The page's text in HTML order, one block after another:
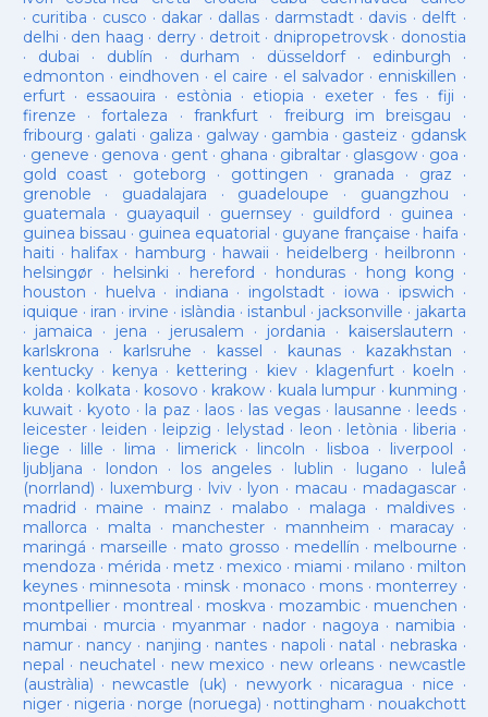
· curitiba · cusco · dakar · dallas · darmstadt· davis · delft ·
delhi · den haag · derry· detroit· dnipropetrovsk· donostia
· dubai · dublín · durham · düsseldorf· edinburgh ·
edmonton · eindhoven · el caire · el salvador · enniskillen ·
erfurt· essaouira · estònia · etiopia · exeter· fes· fiji ·
firenze ·fortaleza · frankfurt· freiburg im breisgau ·
fribourg · galati · galiza · galway· gambia · gasteiz · gdansk
· geneve · genova · gent· ghana · gibraltar· glasgow· goa ·
gold coast · goteborg · gottingen · granada · graz ·
grenoble · guadalajara · guadeloupe · guangzhou ·
guatemala · guayaquil · guernsey· guildford · guinea ·
guinea bissau · guinea equatorial · guyane française · haifa ·
haiti · halifax · hamburg · hawaii · heidelberg · heilbronn ·
helsingør· helsinki · hereford · honduras· hong kong ·
houston · huelva · indiana · ingolstadt· iowa · ipswich ·
iquique · iran · irvine · islàndia · istanbul · jacksonville · jakarta
· jamaica · jena · jerusalem · jordania · kaiserslautern ·
karlskrona · karlsruhe · kassel · kaunas· kazakhstan ·
kentucky· kenya · kettering · kiev· klagenfurt · koeln ·
kolda · kolkata · kosovo · krakow· kuala lumpur · kunming ·
kuwait· kyoto · la paz · laos· las vegas· lausanne · leeds ·
leicester· leiden · leipzig · lelystad · leon · letònia · liberia ·
liege · lille · lima · limerick· lincoln · lisboa · liverpool ·
ljubljana · london · los angeles· lublin · lugano · luleå
(norrland) · luxemburg · lviv · lyon · macau · madagascar·
madrid · maine · mainz · malabo · malaga · maldives·
mallorca · malta · manchester· mannheim · maracay·
maringá · marseille · mato grosso · medellín · melbourne ·
mendoza · mérida · metz · mexico · miami · milano · milton
keynes· minnesota · minsk · monaco · mons · monterrey ·
montpellier· montreal · moskva · mozambic· muenchen ·
mumbai · murcia · myanmar· nador · nagoya · namibia ·
namur· nancy · nanjing · nantes · napoli · natal · nebraska ·
nepal · neuchatel · new mexico · new orleans· newcastle
(austràlia) · newcastle (uk) · newyork· nicaragua · nice ·
niger· nigeria · norge (noruega) · nottingham · nouakchott